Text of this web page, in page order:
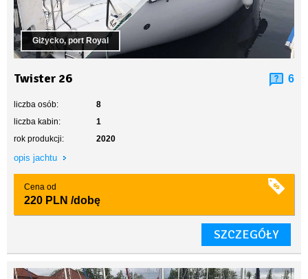
Giżycko, port Royal
Twister 26 6
liczba osób:
8
liczba kabin:
1
rok produkcji:
2020
opis jachtu
Cena od
220 PLN /dobę
SZCZEGÓŁY